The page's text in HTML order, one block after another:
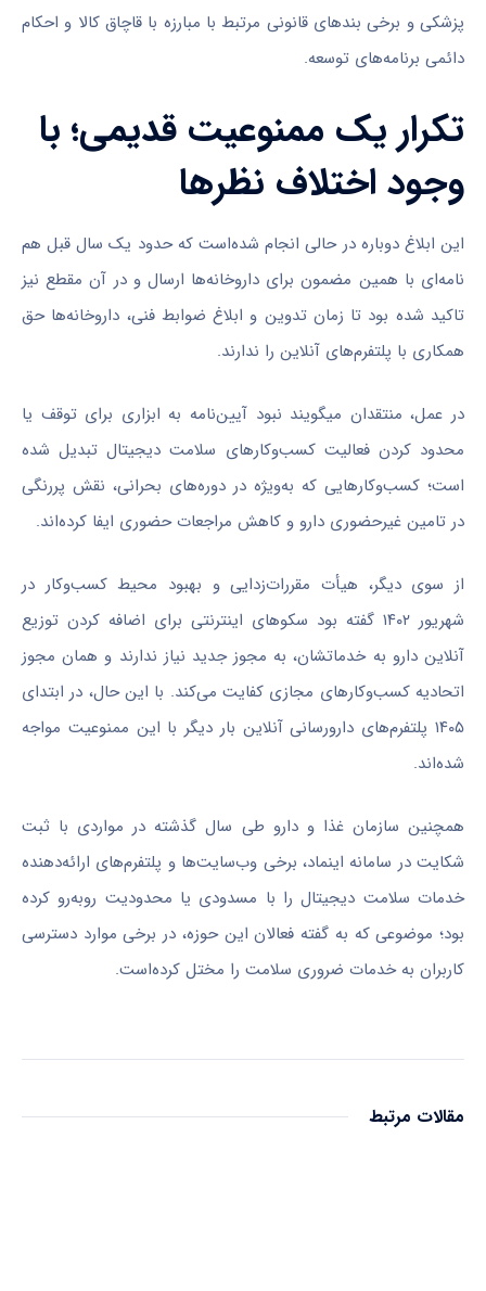
پزشکی و برخی بندهای قانونی مرتبط با مبارزه با قاچاق کالا و احکام
دائمی برنامه‌های توسعه.
تکرار یک ممنوعیت قدیمی؛ با
وجود اختلاف نظرها
این ابلاغ دوباره در حالی انجام شده‌است که حدود یک سال قبل هم
نامه‌ای با همین مضمون برای داروخانه‌ها ارسال و در آن مقطع نیز
تاکید شده بود تا زمان تدوین و ابلاغ ضوابط فنی، داروخانه‌ها حق
همکاری با پلتفرم‌های آنلاین را ندارند.
در عمل، منتقدان میگویند نبود آیین‌نامه به ابزاری برای توقف یا
محدود کردن فعالیت کسب‌وکارهای سلامت دیجیتال تبدیل شده
است؛ کسب‌وکارهایی که به‌ویژه در دوره‌های بحرانی، نقش پررنگی
در تامین غیرحضوری دارو و کاهش مراجعات حضوری ایفا کرده‌اند.
از سوی دیگر، هیأت مقررات‌زدایی و بهبود محیط کسب‌وکار در
شهریور ۱۴۰۲ گفته بود سکوهای اینترنتی برای اضافه کردن توزیع
آنلاین دارو به خدماتشان، به مجوز جدید نیاز ندارند و همان مجوز
اتحادیه کسب‌وکارهای مجازی کفایت می‌کند. با این حال، در ابتدای
۱۴۰۵ پلتفرم‌های دارورسانی آنلاین بار دیگر با این ممنوعیت مواجه
شده‌اند.
همچنین سازمان غذا و دارو طی سال گذشته در مواردی با ثبت
شکایت در سامانه اینماد، برخی وب‌سایت‌ها و پلتفرم‌های ارائه‌دهنده
خدمات سلامت دیجیتال را با مسدودی یا محدودیت روبه‌رو کرده
بود؛ موضوعی که به گفته فعالان این حوزه، در برخی موارد دسترسی
کاربران به خدمات ضروری سلامت را مختل کرده‌است.
مقالات مرتبط